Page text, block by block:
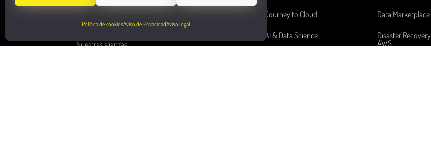
Política de cookiesAviso de PrivacidadAviso legal
Región Central México
Contacto
Nuestras alianzas
Industrias
Journey to Cloud
AI & Data Science
Data Marketplace
Disaster Recovery
AWS